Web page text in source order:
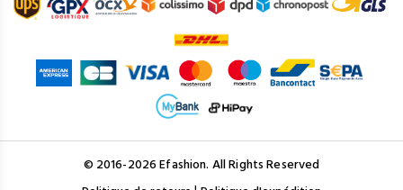
© 2016-2026 Efashion. All Rights Reserved